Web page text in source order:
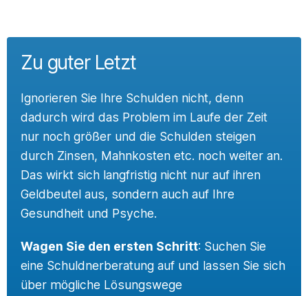
Zu guter Letzt
Ignorieren Sie Ihre Schulden nicht, denn
dadurch wird das Problem im Laufe der Zeit
nur noch größer und die Schulden steigen
durch Zinsen, Mahnkosten etc. noch weiter an.
Das wirkt sich langfristig nicht nur auf ihren
Geldbeutel aus, sondern auch auf Ihre
Gesundheit und Psyche.
Wagen Sie den ersten Schritt: Suchen Sie
eine Schuldnerberatung auf und lassen Sie sich
über mögliche Lösungswege